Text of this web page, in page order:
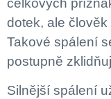
celkových
dotek, ale
Takové spálení
postupně
Silnější spálení